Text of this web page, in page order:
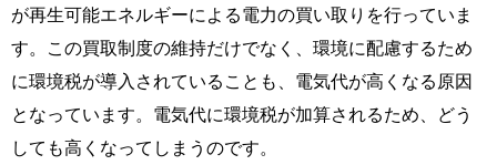
が再生可能エネルギーによる電力の買い取りを行っていま
す。この買取制度の維持だけでなく、環境に配慮するため
に環境税が導入されていることも、電気代が高くなる原因
となっています。電気代に環境税が加算されるため、どう
しても高くなってしまうのです。